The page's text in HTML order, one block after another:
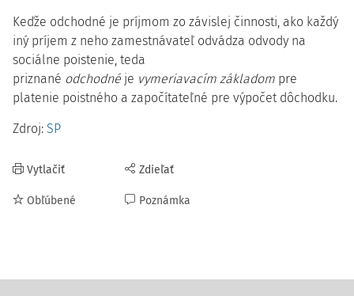
Keďže odchodné je príjmom zo závislej činnosti, ako každý
iný príjem z neho zamestnávateľ odvádza odvody na
sociálne poistenie, teda
priznané odchodné je vymeriavacím základom pre
platenie poistného a započítateľné pre výpočet dôchodku.
Zdroj: SP
Vytlačiť
Obľúbené
Zdieľať
Poznámka